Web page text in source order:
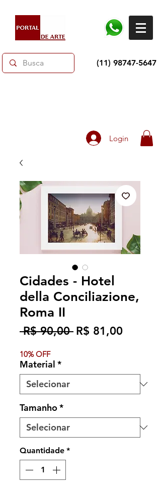
(11) 98747-5647
Login
Cidades - Hotel
della Conciliazione,
Roma II
R$ 90,00 Preço
R$ 81,00Preço
10% OFF
Material *
Tamanho*
Quantidade *